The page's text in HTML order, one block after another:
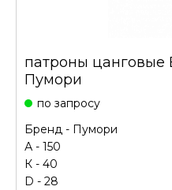
патроны цанговые
Пумори
по запросу
Бренд - Пумори
А - 150
К - 40
D - 28